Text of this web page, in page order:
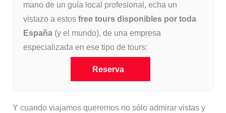
mano de un guía local profesional, echa un
vistazo a estos free tours disponibles por toda
España(y el mundo), de una empresa
especializada en ese tipo de tours:
Reserva
Y cuando viajamos queremos no sólo admirar vistas y